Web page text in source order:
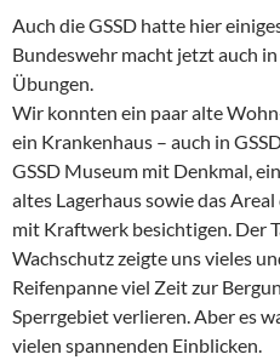
Auch die GSSD hatte hier
Bundeswehr macht jetzt auch
Übungen.
Wir konnten ein paar alte
ein Krankenhaus – auch in
GSSD Museum mit Denkmal,
altes Lagerhaus sowie das
mit Kraftwerk besichtigen. Der
Wachschutz zeigte uns vieles
Reifenpanne viel Zeit zur
Sperrgebiet verlieren. Aber es
vielen spannenden Einblicken.